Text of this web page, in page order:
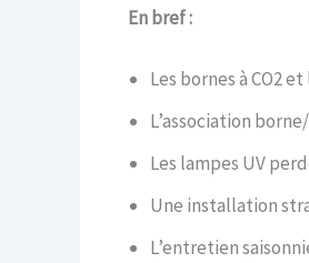
En bref :
Les bornes à CO2
L’association
Les lampes UV
Une installation
L’entretien